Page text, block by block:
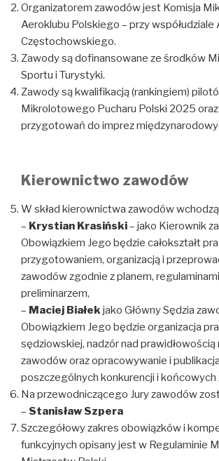
Organizatorem zawodów jest Komisja
Aeroklubu Polskiego – przy współudziale
Częstochowskiego.
Zawody są dofinansowane ze środków
Sportu i Turystyki.
Zawody są kwalifikacją (rankingiem)
Mikrolotowego Pucharu Polski 2025
przygotowań do imprez
Kierownictwo zawodów
W skład kierownictwa zawodów
– Krystian Krasiński– jako Kierownik
Obowiązkiem Jego będzie całokształt
przygotowaniem, organizacją i
zawodów zgodnie z planem,
preliminarzem,
– Maciej Białekjako Główny Sędzia
Obowiązkiem Jego będzie organizacja
sędziowskiej, nadzór nad prawidłowością
zawodów oraz opracowywanie i
poszczególnych konkurencji i końcowych
Na przewodniczącego Jury zawodów
– Stanisław Szpera
Szczegółowy zakres obowiązków i
funkcyjnych opisany jest w Regulaminie